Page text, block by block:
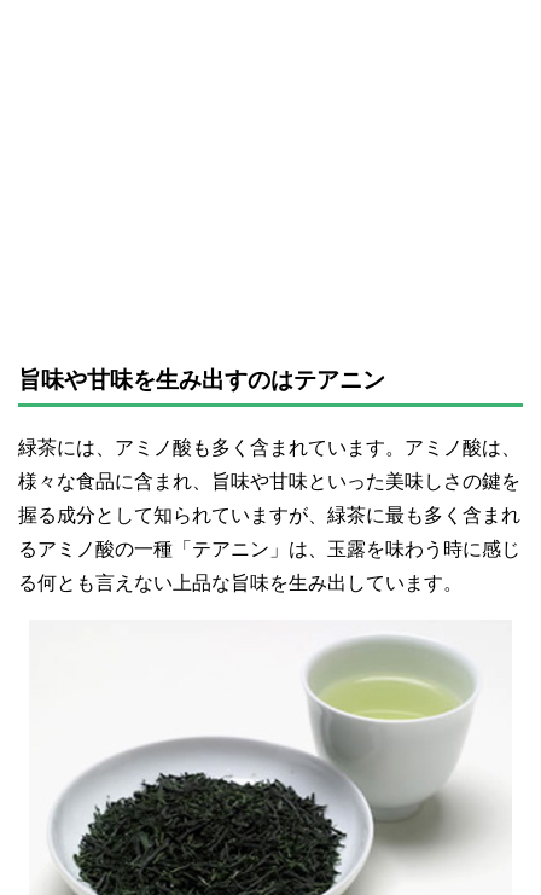
旨味や甘味を生み出すのはテアニン
緑茶には、アミノ酸も多く含まれています。アミノ酸は、
様々な食品に含まれ、旨味や甘味といった美味しさの鍵を
握る成分として知られていますが、緑茶に最も多く含まれ
るアミノ酸の一種「テアニン」は、玉露を味わう時に感じ
る何とも言えない上品な旨味を生み出しています。